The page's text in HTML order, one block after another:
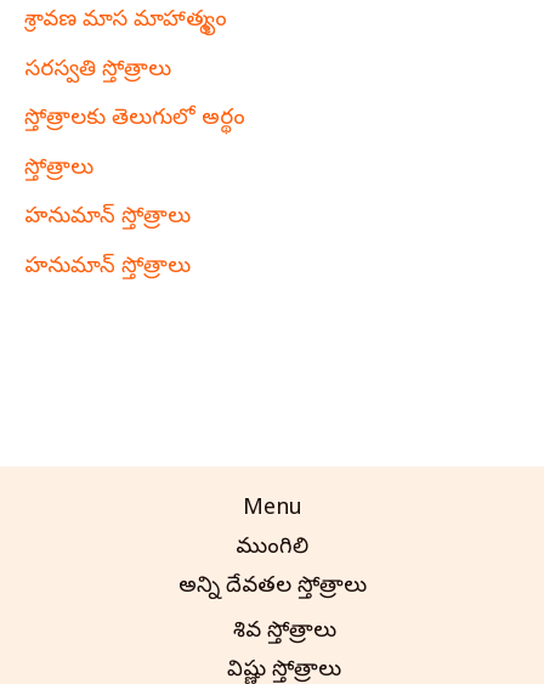
శ్రావణ మాస మాహాత్మ్యం
సరస్వతి స్తోత్రాలు
స్తోత్రాలకు తెలుగులో అర్థం
స్తోత్రాలు
హనుమాన్ స్తోత్రాలు
హనుమాన్ స్తోత్రాలు
Menu
ముంగిలి
అన్ని దేవతల స్తోత్రాలు
శివ స్తోత్రాలు
విష్ణు స్తోత్రాలు